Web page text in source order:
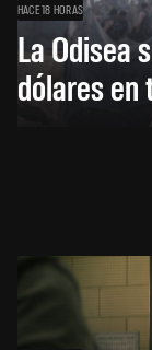
HACE 18 HORAS
La Odisea
dólares en